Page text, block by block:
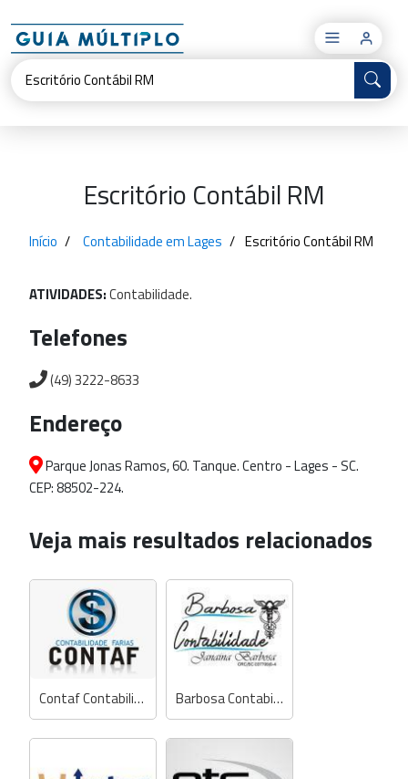
×
Escritório Contábil RM
Início Contabilidade em Lages Escritório Contábil RM
ATIVIDADES:Contabilidade.
Telefones
(49) 3222-8633
Endereço
Parque Jonas Ramos, 60. Tanque. Centro - Lages - SC.
CEP: 88502-224.
Veja mais resultados relacionados
Contaf Contabilidade Farias Barbosa Contabilidade